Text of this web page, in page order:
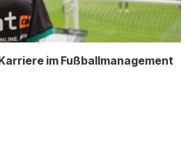
im Fußballmanagement